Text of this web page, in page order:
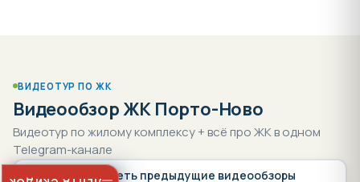
ВИДЕОТУР ПО ЖК
Видеообзор ЖК Порто-Ново
Видеотур по жилому комплексу + всё про ЖК в одном
Telegram-канале
Смотреть предыдущие видеообзоры